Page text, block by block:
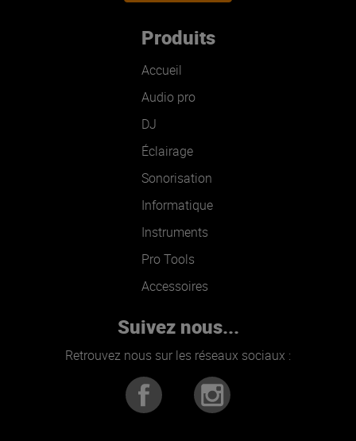
Produits
Accueil
Audio pro
DJ
Éclairage
Sonorisation
Informatique
Instruments
Pro Tools
Accessoires
Suivez nous...
Retrouvez nous sur les réseaux sociaux :